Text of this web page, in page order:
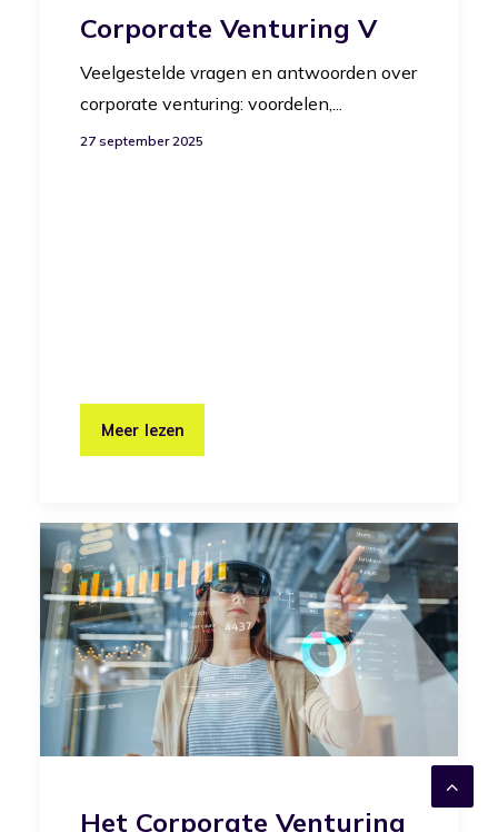
Corporate Venturing V
Veelgestelde vragen en antwoorden over
corporate venturing: voordelen,...
27 september 2025
Meer lezen
Het Corporate Venturing